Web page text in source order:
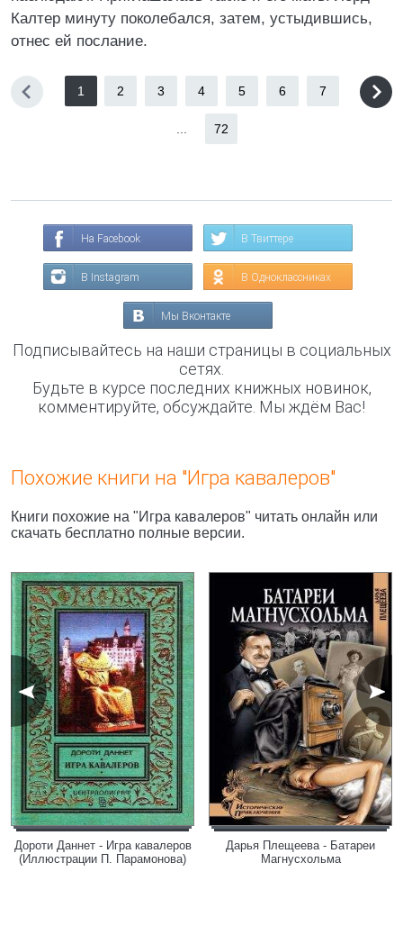
Калтер минуту поколебался, затем, устыдившись,
отнес ей послание.
1 2 3 4 5 6 7
72
На Facebook В Твиттере
В Instagram В Одноклассниках
Мы Вконтакте
Подписывайтесь на наши страницы в социальных
сетях.
Будьте в курсе последних книжных новинок,
комментируйте, обсуждайте. Мы ждём Вас!
Похожие книги на "Игра кавалеров"
Книги похожие на "Игра кавалеров" читать онлайн или
скачать бесплатно полные версии.
Дороти Даннет - Игра кавалеров
(Иллюстрации П. Парамонова)
Дарья Плещеева - Батареи
Магнусхольма